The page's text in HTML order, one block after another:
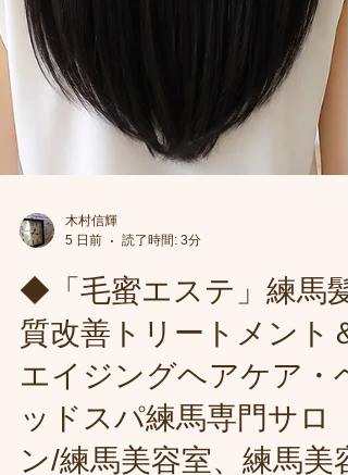
木村信輝
◆「毛蜜エステ」練馬髪
質改善トリートメント＆